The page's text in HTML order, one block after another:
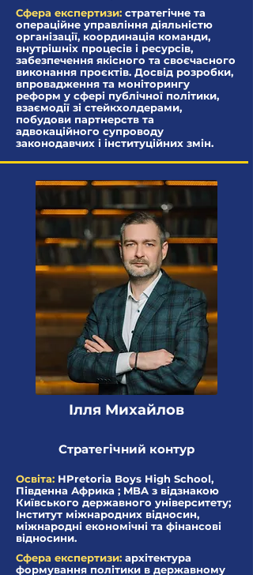
Сфера експертизи: стратегічне та
операційне управління діяльністю
організації, координація команди,
внутрішніх процесів і ресурсів,
забезпечення якісного та своєчасного
виконання проєктів. Досвід розробки,
впровадження та моніторингу
реформ у сфері публічної політики,
взаємодії зі стейкхолдерами,
побудови партнерств та
адвокаційного супроводу
законодавчих і інституційних змін.
Ілля Михайлов
Стратегічний контур
Освіта: НPretoria Boys High School,
Південна Африка ; MBA з відзнакою
Київського державного університету;
Інститут міжнародних відносин,
міжнародні економічні та фінансові
відносини.
Сфера експертизи: архітектура
формування політики в державному